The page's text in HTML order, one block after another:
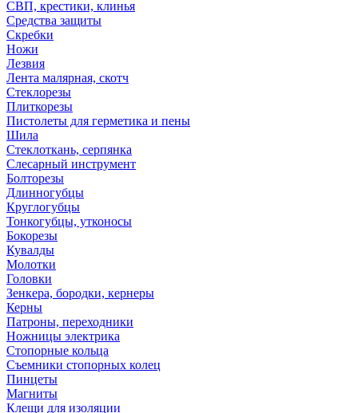
СВП, крестики, клинья
Средства защиты
Скребки
Ножи
Лезвия
Лента малярная, скотч
Стеклорезы
Плиткорезы
Пистолеты для герметика и пены
Шила
Стеклоткань, серпянка
Слесарный инструмент
Болторезы
Длинногубцы
Круглогубцы
Тонкогубцы, утконосы
Бокорезы
Кувалды
Молотки
Головки
Зенкера, бородки, кернеры
Керны
Патроны, переходники
Ножницы электрика
Стопорные кольца
Съемники стопорных колец
Пинцеты
Магниты
Клещи для изоляции